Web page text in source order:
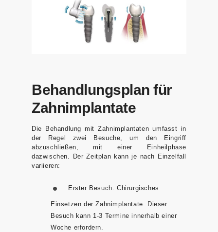
Behandlungsplan für
Zahnimplantate
Die Behandlung mit Zahnimplantaten umfasst in
der Regel zwei Besuche, um den Eingriff
abzuschließen, mit einer Einheilphase
dazwischen. Der Zeitplan kann je nach Einzelfall
variieren:
Erster Besuch: Chirurgisches
Einsetzen der Zahnimplantate. Dieser
Besuch kann 1-3 Termine innerhalb einer
Woche erfordern.